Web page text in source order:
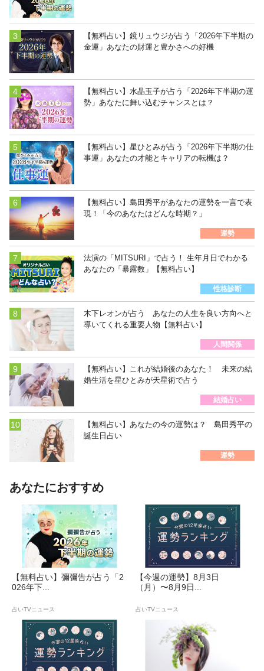
【無料占い】鏡リュウジが占う「2026年下半期の
金運」あなたの財運と豊かさへの好機
【無料占い】水晶玉子が占う「2026年下半期の運
勢」あなたに舞い込むチャンスとは？
【無料占い】星ひとみが占う「2026年下半期の仕
事運」あなたの才能とキャリアの転機は？
【無料占い】島田秀平があなたの運勢を一言で表
現！「今のあなたはどんな時期？」
運勢
法演の「MITSURI」で占う！ 生年月日でわかる
あなたの「暴露数」【無料占い】
性格診断
木下レオンが占う あなたの人生を良い方向へと
導いてくれる重要人物【無料占い】
人間関係
【無料占い】これが結婚後のあなた！ 未来の結
婚生活を星ひとみが天星術で占う
結婚占い
【無料占い】あなたの今の運勢は？ 島田秀平の
誕生日占い
運勢
あなたにおすすめ
【無料占い】彌彌告が占う「2
026年下...
占いTVニュース
【今週の運勢】8月3日
（月）〜8月9日...
占いTVニュース